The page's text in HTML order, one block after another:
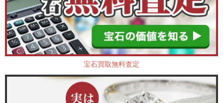
宝石買取無料査定